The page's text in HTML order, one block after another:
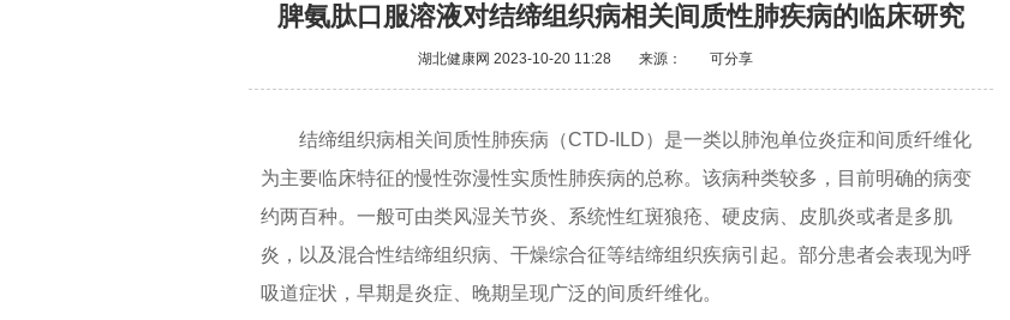
脾氨肽口服溶液对结缔组织病相关间质性肺疾病的临床研究
湖北健康网 2023-10-20 11:28 来源： 可分享
结缔组织病相关间质性肺疾病（CTD-ILD）是一类以肺泡单位炎症和间质纤维化
为主要临床特征的慢性弥漫性实质性肺疾病的总称。该病种类较多，目前明确的病变
约两百种。一般可由类风湿关节炎、系统性红斑狼疮、硬皮病、皮肌炎或者是多肌
炎，以及混合性结缔组织病、干燥综合征等结缔组织疾病引起。部分患者会表现为呼
吸道症状，早期是炎症、晚期呈现广泛的间质纤维化。